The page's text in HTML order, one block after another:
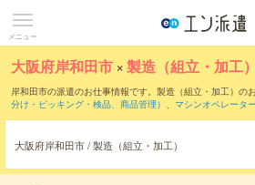
メニュー
大阪府岸和田市 ×製造（組立・加工）
岸和田市の派遣のお仕事情報です。製造（組立・加工）のお
分け・ピッキング・検品、商品管理） 、 マシンオペレーター
製造（組立・
は？
大阪府岸和田市 / 製造（組立・加工）